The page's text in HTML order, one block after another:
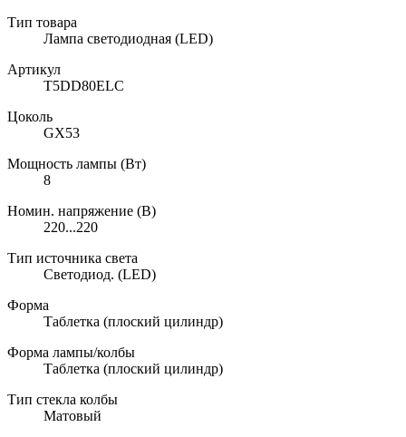
Тип товара
Лампа светодиодная (LED)
Артикул
T5DD80ELC
Цоколь
GX53
Мощность лампы (Вт)
8
Номин. напряжение (В)
220...220
Тип источника света
Светодиод. (LED)
Форма
Таблетка (плоский цилиндр)
Форма лампы/колбы
Таблетка (плоский цилиндр)
Тип стекла колбы
Матовый